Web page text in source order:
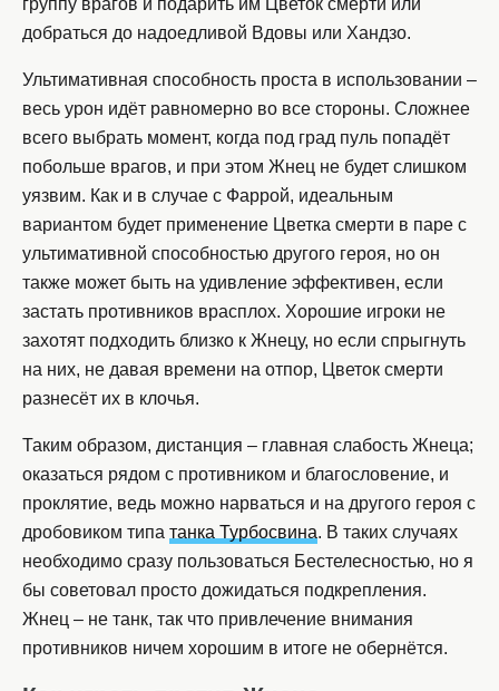
группу врагов и подарить им Цветок смерти или
добраться до надоедливой Вдовы или Хандзо.
Ультимативная способность проста в использовании –
весь урон идёт равномерно во все стороны. Сложнее
всего выбрать момент, когда под град пуль попадёт
побольше врагов, и при этом Жнец не будет слишком
уязвим. Как и в случае с Фаррой, идеальным
вариантом будет применение Цветка смерти в паре с
ультимативной способностью другого героя, но он
также может быть на удивление эффективен, если
застать противников врасплох. Хорошие игроки не
захотят подходить близко к Жнецу, но если спрыгнуть
на них, не давая времени на отпор, Цветок смерти
разнесёт их в клочья.
Таким образом, дистанция – главная слабость Жнеца;
оказаться рядом с противником и благословение, и
проклятие, ведь можно нарваться и на другого героя с
дробовиком типа танка Турбосвина. В таких случаях
необходимо сразу пользоваться Бестелесностью, но я
бы советовал просто дожидаться подкрепления.
Жнец – не танк, так что привлечение внимания
противников ничем хорошим в итоге не обернётся.